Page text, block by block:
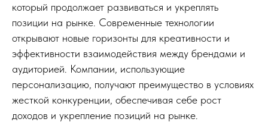
который продолжает развиваться и укреплять
позиции на рынке. Современные технологии
открывают новые горизонты для креативности и
эффективности взаимодействия между брендами и
аудиторией. Компании, использующие
персонализацию, получают преимущество в условиях
жесткой конкуренции, обеспечивая себе рост
доходов и укрепление позиций на рынке.